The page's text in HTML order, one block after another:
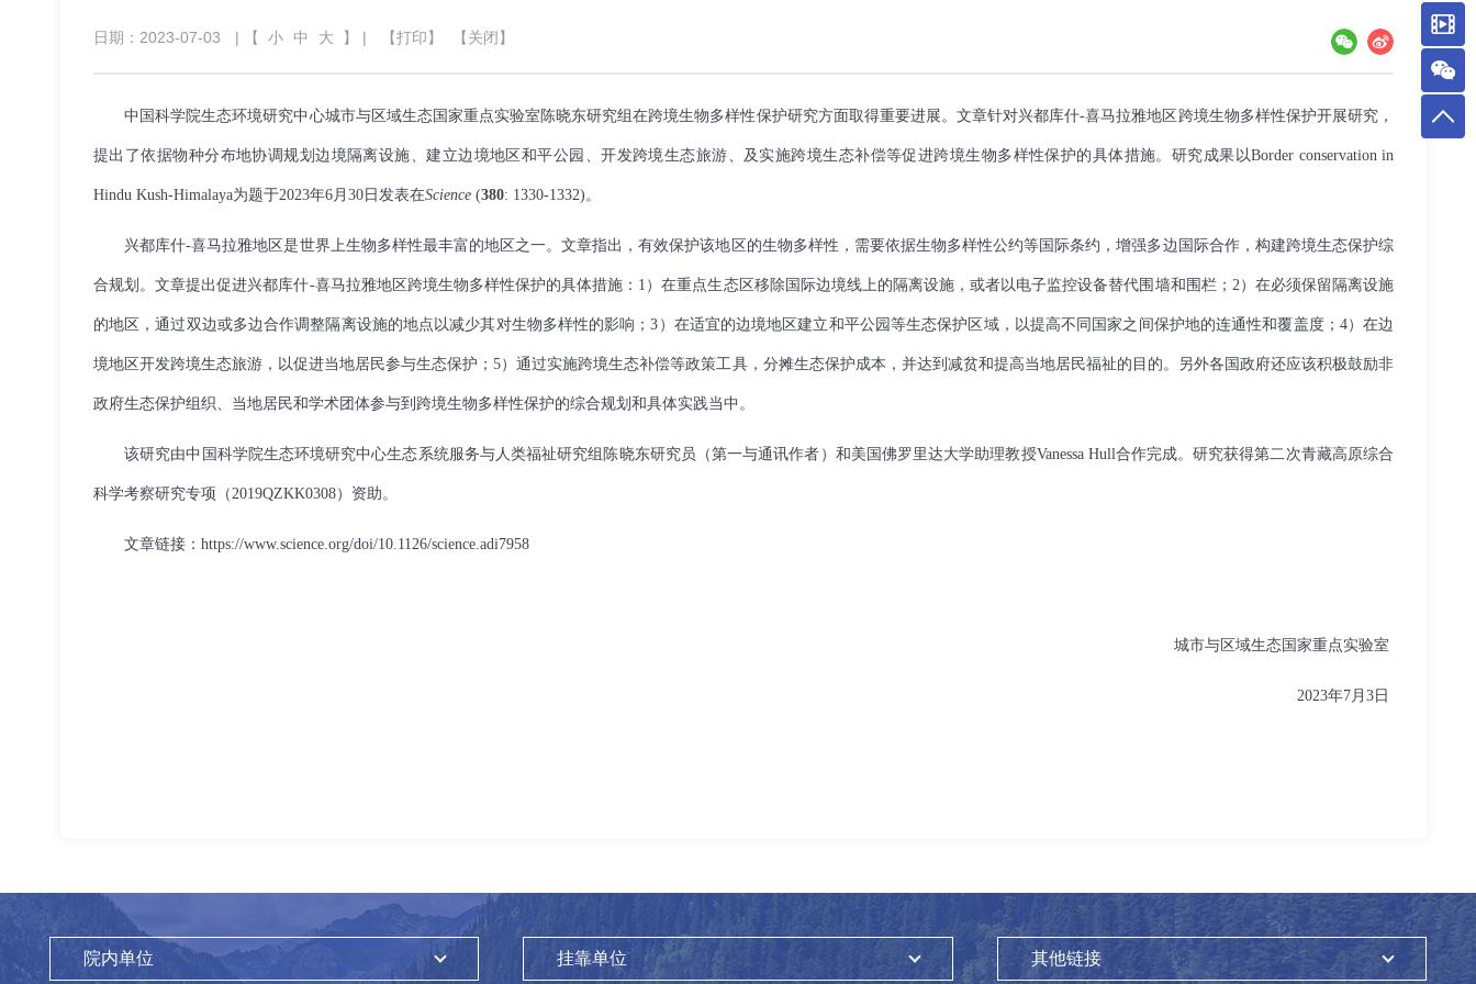
日期：2023-07-03 | 【 小 中 大 】 | 【打印】 【关闭】
中国科学院生态环境研究中心城市与区域生态国家重点实验室陈晓东研究组在跨境生物多样性保护研究方面取得重要进展。文章针对兴都库什-喜马拉雅地区跨境生物多样性保护开展研究，
提出了依据物种分布地协调规划边境隔离设施、建立边境地区和平公园、开发跨境生态旅游、及实施跨境生态补偿等促进跨境生物多样性保护的具体措施。研究成果以Border conservation in
Hindu Kush-Himalaya为题于2023年6月30日发表在Science (380: 1330-1332)。
兴都库什-喜马拉雅地区是世界上生物多样性最丰富的地区之一。文章指出，有效保护该地区的生物多样性，需要依据生物多样性公约等国际条约，增强多边国际合作，构建跨境生态保护综
合规划。文章提出促进兴都库什-喜马拉雅地区跨境生物多样性保护的具体措施： 1 ）在重点生态区移除国际边境线上的隔离设施，或者以电子监控设备替代围墙和围栏； 2）在必须保留隔离设施
的地区，通过双边或多边合作调整隔离设施的地点以减少其对生物多样性的影响；3 ）在适宜的边境地区建立和平公园等生态保护区域，以提高不同国家之间保护地的连通性和覆盖度； 4）在边
境地区开发跨境生态旅游，以促进当地居民参与生态保护；5）通过实施跨境生态补偿等政策工具，分摊生态保护成本，并达到减贫和提高当地居民福祉的目的。另外各国政府还应该积极鼓励非
政府生态保护组织、当地居民和学术团体参与到跨境生物多样性保护的综合规划和具体实践当中。
该研究由中国科学院生态环境研究中心生态系统服务与人类福祉研究组陈晓东研究员（第一与通讯作者）和美国佛罗里达大学助理教授Vanessa Hull合作完成。研究获得第二次青藏高原综合
科学考察研究专项（2019QZKK0308）资助。
文章链接： https://www.science.org/doi/10.1126/science.adi7958
城市与区域生态国家重点实验室
2023年7月3日
院内单位 挂靠单位 其他链接